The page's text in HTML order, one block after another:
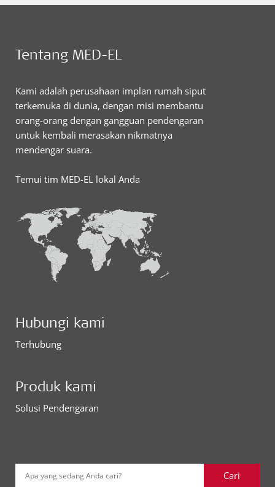
Tentang MED-EL
Kami adalah perusahaan implan rumah siput
terkemuka di dunia, dengan misi membantu
orang-orang dengan gangguan pendengaran
untuk kembali merasakan nikmatnya
mendengar suara.
Temui tim MED-EL lokal Anda
Hubungi kami
Terhubung
Produk kami
Solusi Pendengaran
Apa yang sedang Anda cari? Cari